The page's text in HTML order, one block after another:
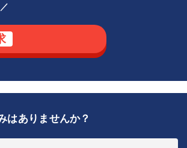
はありませんか？